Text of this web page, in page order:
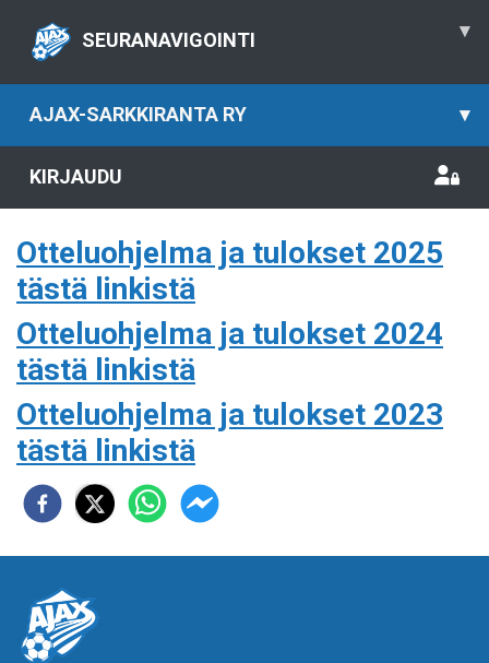
SEURANAVIGOINTI ▾
AJAX-SARKKIRANTA RY ▾
KIRJAUDU
Otteluohjelma ja tulokset 2025
tästä linkistä
Otteluohjelma ja tulokset 2024
tästä linkistä
Otteluohjelma ja tulokset 2023
tästä linkistä